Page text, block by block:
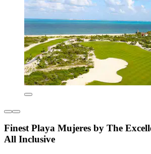
Finest Playa Mujeres by The
All Inclusive